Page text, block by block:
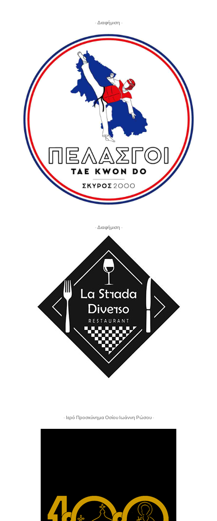
- Διαφήμιση -
- Διαφήμιση -
- Ιερό Προσκύνημα Οσίου Ιωάννη Ρώσου -